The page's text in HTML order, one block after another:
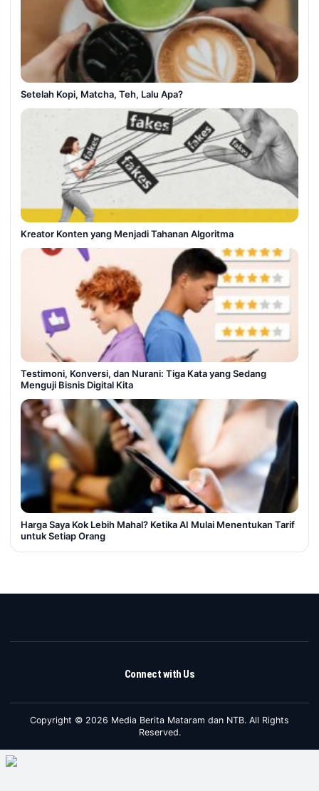
Setelah Kopi, Matcha, Teh, Lalu Apa?
Kreator Konten yang Menjadi Tahanan Algoritma
Testimoni, Konversi, dan Nurani: Tiga Kata yang Sedang
Menguji Bisnis Digital Kita
Harga Saya Kok Lebih Mahal? Ketika AI Mulai Menentukan Tarif
untuk Setiap Orang
Connect with Us
Copyright © 2026 Media Berita Mataram dan NTB. All Rights
Reserved.